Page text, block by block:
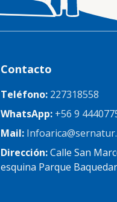
Contacto
Teléfono: 227318558
WhatsApp: +56 9
Mail:
Dirección:Calle San
esquina Parque